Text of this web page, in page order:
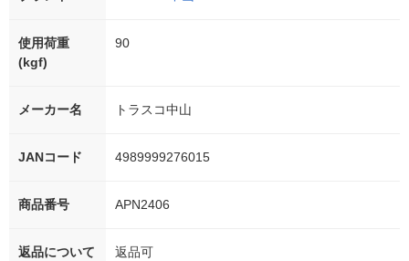
使用荷重
(kgf)
90
メーカー名 トラスコ中山
JANコード 4989999276015
商品番号 APN2406
返品について
返品可